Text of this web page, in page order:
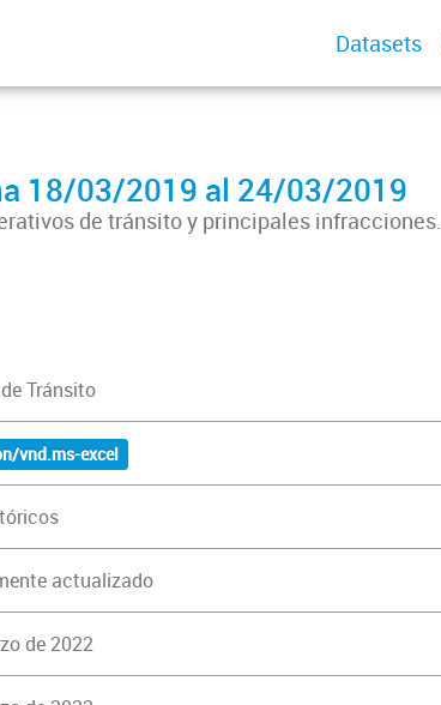
Datasets
18/03/2019 al 24/03/2019
de tránsito y principales infracciones.
Tránsito
vnd.ms-excel
actualizado
de 2022